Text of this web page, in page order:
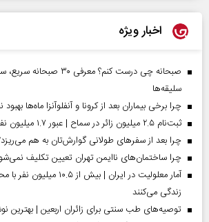
اخبار ویژه
صبحانه چی درست کنم؟ معرفی
سلیقه‌ها
چرا برخی بیماران بعد از کرونا و آنفلوآنزا ماه‌ها بهبود
ثبت‌نام ۲.۵ میلیون زائر در سماح | عبور ۱.۷ میلیون نفر از مرز‌های اربعین
چرا بعد از سفرهای طولانی گوارش‌تان به هم
چرا ساختمان‌های ناایمن تهران تعیین تکلیف
آمار معلولیت در ایران | بیش
زندگی می‌کنند
توصیه‌های طب سنتی برای زائران اربعین |